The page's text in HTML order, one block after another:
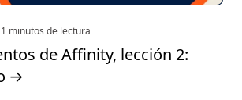
1 minutos de lectura
de Affinity, lección 2:
→